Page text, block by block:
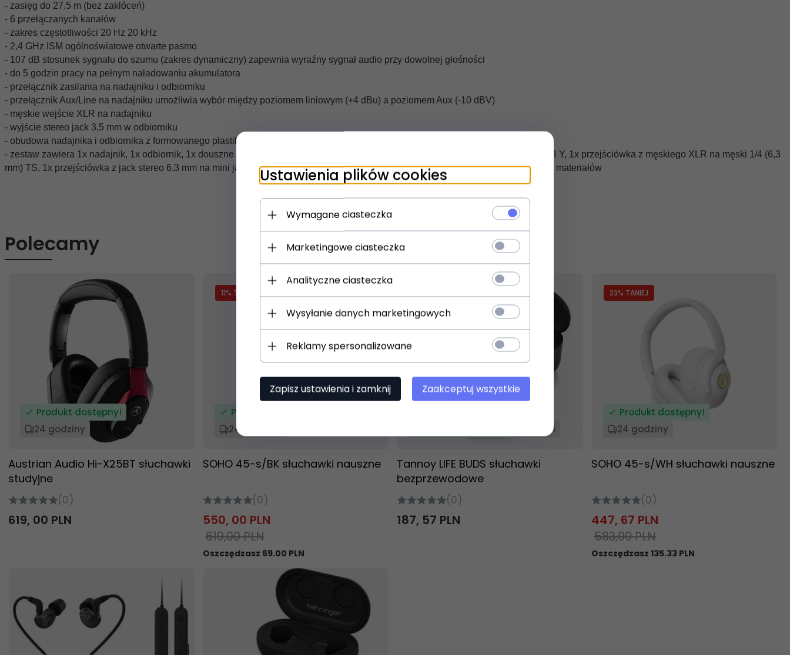
- zasięg do 27,5 m (bez zakłóceń)
- 6 przełączanych kanałów
- zakres częstotliwości 20 Hz 20 kHz
- 2,4 GHz ISM ogólnoświatowe otwarte pasmo
- 107 dB stosunek sygnału do szumu (zakres dynamiczny) zapewnia wyraźny sygnał audio przy dowolnej głośności
- do 5 godzin pracy na pełnym naładowaniu akumulatora
- przełącznik zasilania na nadajniku i odbiorniku
- przełącznik Aux/Line na nadajniku umożliwia wybór między poziomem liniowym (+4 dBu) a poziomem Aux (-10 dBV)
- męskie wejście XLR na nadajniku
- wyjście stereo jack 3,5 mm w odbiorniku
- obudowa nadajnika i odbiornika z formowanego plastiku i odlewu metalowego
- zestaw zawiera 1x nadajnik, 1x odbiornik, 1x douszne monitory T9, futerały na nadajnik/odbiornik i monitory douszne, 1x kabel USB Y, 1x przejściówka z męskiego XLR na męski 1/4 (6,3
mm) TS, 1x przejściówka z jack stereo 6,3 mm na mini jack 3,5 mm, czyścik, elementy w 3 różnych rozmiarach i wykonane z różnych materiałów
Polecamy
Produkt dostępny!
24 godziny
Austrian Audio Hi-X25BT słuchawki
studyjne
(0)
619, 00 PLN
11% TANIEJ
Produkt dostępny!
24 godziny
SOHO 45-s/BK słuchawki nauszne
(0)
550, 00 PLN
619,00 PLN
Oszczędzasz 69.00 PLN
14 dni
Tannoy LIFE BUDS słuchawki
bezprzewodowe
(0)
187, 57 PLN
23% TANIEJ
Produkt dostępny!
24 godziny
SOHO 45-s/WH słuchawki nauszne
(0)
447, 67 PLN
583,00 PLN
Oszczędzasz 135.33 PLN
Ustawienia plików cookies
Wymagane ciasteczka
Marketingowe ciasteczka
Analityczne ciasteczka
Wysyłanie danych marketingowych
Reklamy spersonalizowane
Zapisz ustawienia i zamknij Zaakceptuj wszystkie